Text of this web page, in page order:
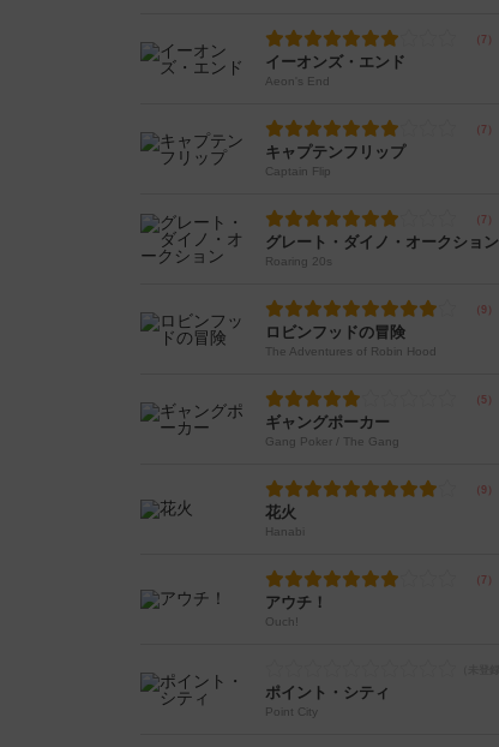
イーオンズ・エンド
Aeon's End
キャプテンフリップ
Captain Flip
グレート・ダイノ・オークション
Roaring 20s
ロビンフッドの冒険
The Adventures of Robin Hood
ギャングポーカー
Gang Poker / The Gang
花火
Hanabi
アウチ！
Ouch!
ポイント・シティ
Point City